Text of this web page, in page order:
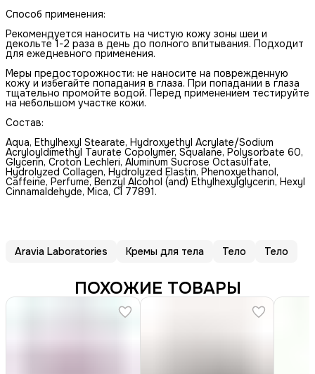
Способ применения:
Рекомендуется наносить на чистую кожу зоны шеи и
декольте 1-2 раза в день до полного впитывания. Подходит
для ежедневного применения.
Меры предосторожности: не наносите на поврежденную
кожу и избегайте попадания в глаза. При попадании в глаза
тщательно промойте водой. Перед применением тестируйте
на небольшом участке кожи.
Состав:
Аqua, Ethylhexyl Stearate, Hydroxyethyl Acrylate/Sodium
Acryloyldimethyl Taurate Copolymer, Squalane, Polysorbate 60,
Glycerin, Croton Lechleri, Aluminum Sucrose Octasulfate,
Hydrolyzed Collagen, Hydrolyzed Elastin, Phenoxyethanol,
Caffeine, Perfume, Benzyl Alcohol (and) Ethylhexylglycerin, Hexyl
Cinnamaldehyde, Mica, CI 77891.
Aravia Laboratories Кремы для тела Тело Тело
ПОХОЖИЕ ТОВАРЫ